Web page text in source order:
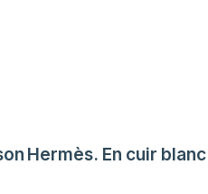
Hermès. En cuir